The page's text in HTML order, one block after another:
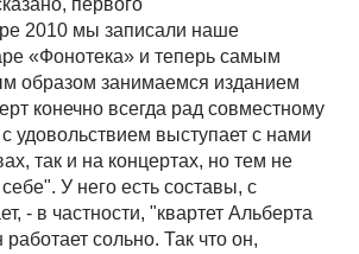
первого
2010 мы записали наше
«Фонотека» и теперь самым
образом занимаемся изданием
конечно всегда рад совместному
удовольствием выступает с нами
так и на концертах, но тем не
У него есть составы, с
- в частности, "квартет Альберта
сольно. Так что он,